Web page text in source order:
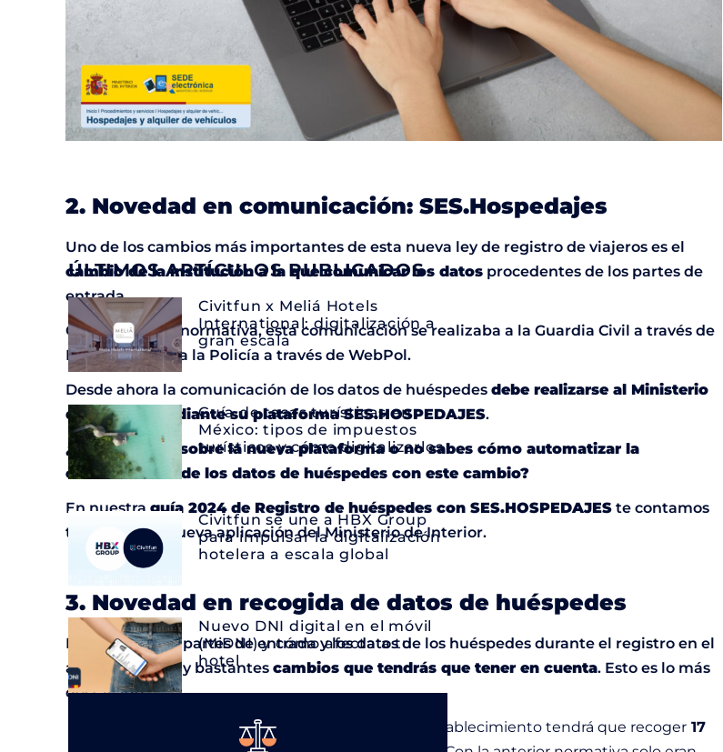
2. Novedad en comunicación: SES.Hospedajes
Uno de los cambios más importantes de esta nueva ley de registro de viajeros es el
cambio de la institución a la que comunicar los datos procedentes de los partes de
entrada.
Con la anterior normativa, esta comunicación se realizaba a la Guardia Civil a través de
Hospederías, o a la Policía a través de WebPol.
Desde ahora la comunicación de los datos de huéspedes debe realizarse al Ministerio
de Interior mediante su plataformaSES.HOSPEDAJES.
¿Tienes dudas sobre la nueva plataforma o no sabes cómo automatizar la
comunicación de los datos de huéspedes con este cambio?
En nuestra guía 2024 de Registro de huéspedes con SES.HOSPEDAJES te contamos
todo sobre la nueva aplicación del Ministerio de Interior.
3. Novedad en recogida de datos de huéspedes
En cuanto a los partes de entrada y los datos de los huéspedes durante el registro en el
alojamiento, hay bastantes cambios que tendrás que tener en cuenta. Esto es lo más
destacado:
número de datos a recoger : el establecimiento tendrá que recoger 17
ÚLTIMOS ARTÍCULOS PUBLICADOS
Civitfun x Meliá Hotels
International: digitalización a
gran escala
Guía de tasas turísticas en
México: tipos de impuestos
turísticos y cómo digitalizarlos
Civitfun se une a HBX Group
para impulsar la digitalización
hotelera a escala global
Nuevo DNI digital en el móvil
(MiDNI) y cómo afecta a tu
hotel